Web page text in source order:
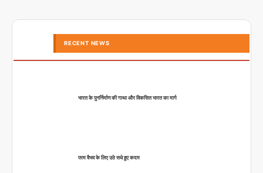
RECENT NEWS
भारत के पुनर्निर्माण की गाथा और विकसित भारत का मार्ग
परम वैभव के लिए उठे सधे हुए कदम